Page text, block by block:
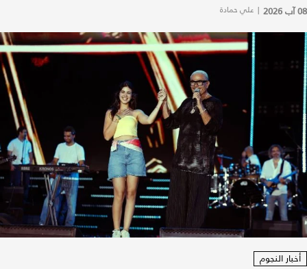
08 آب 2026 | علي حمادة
أخبار النجوم